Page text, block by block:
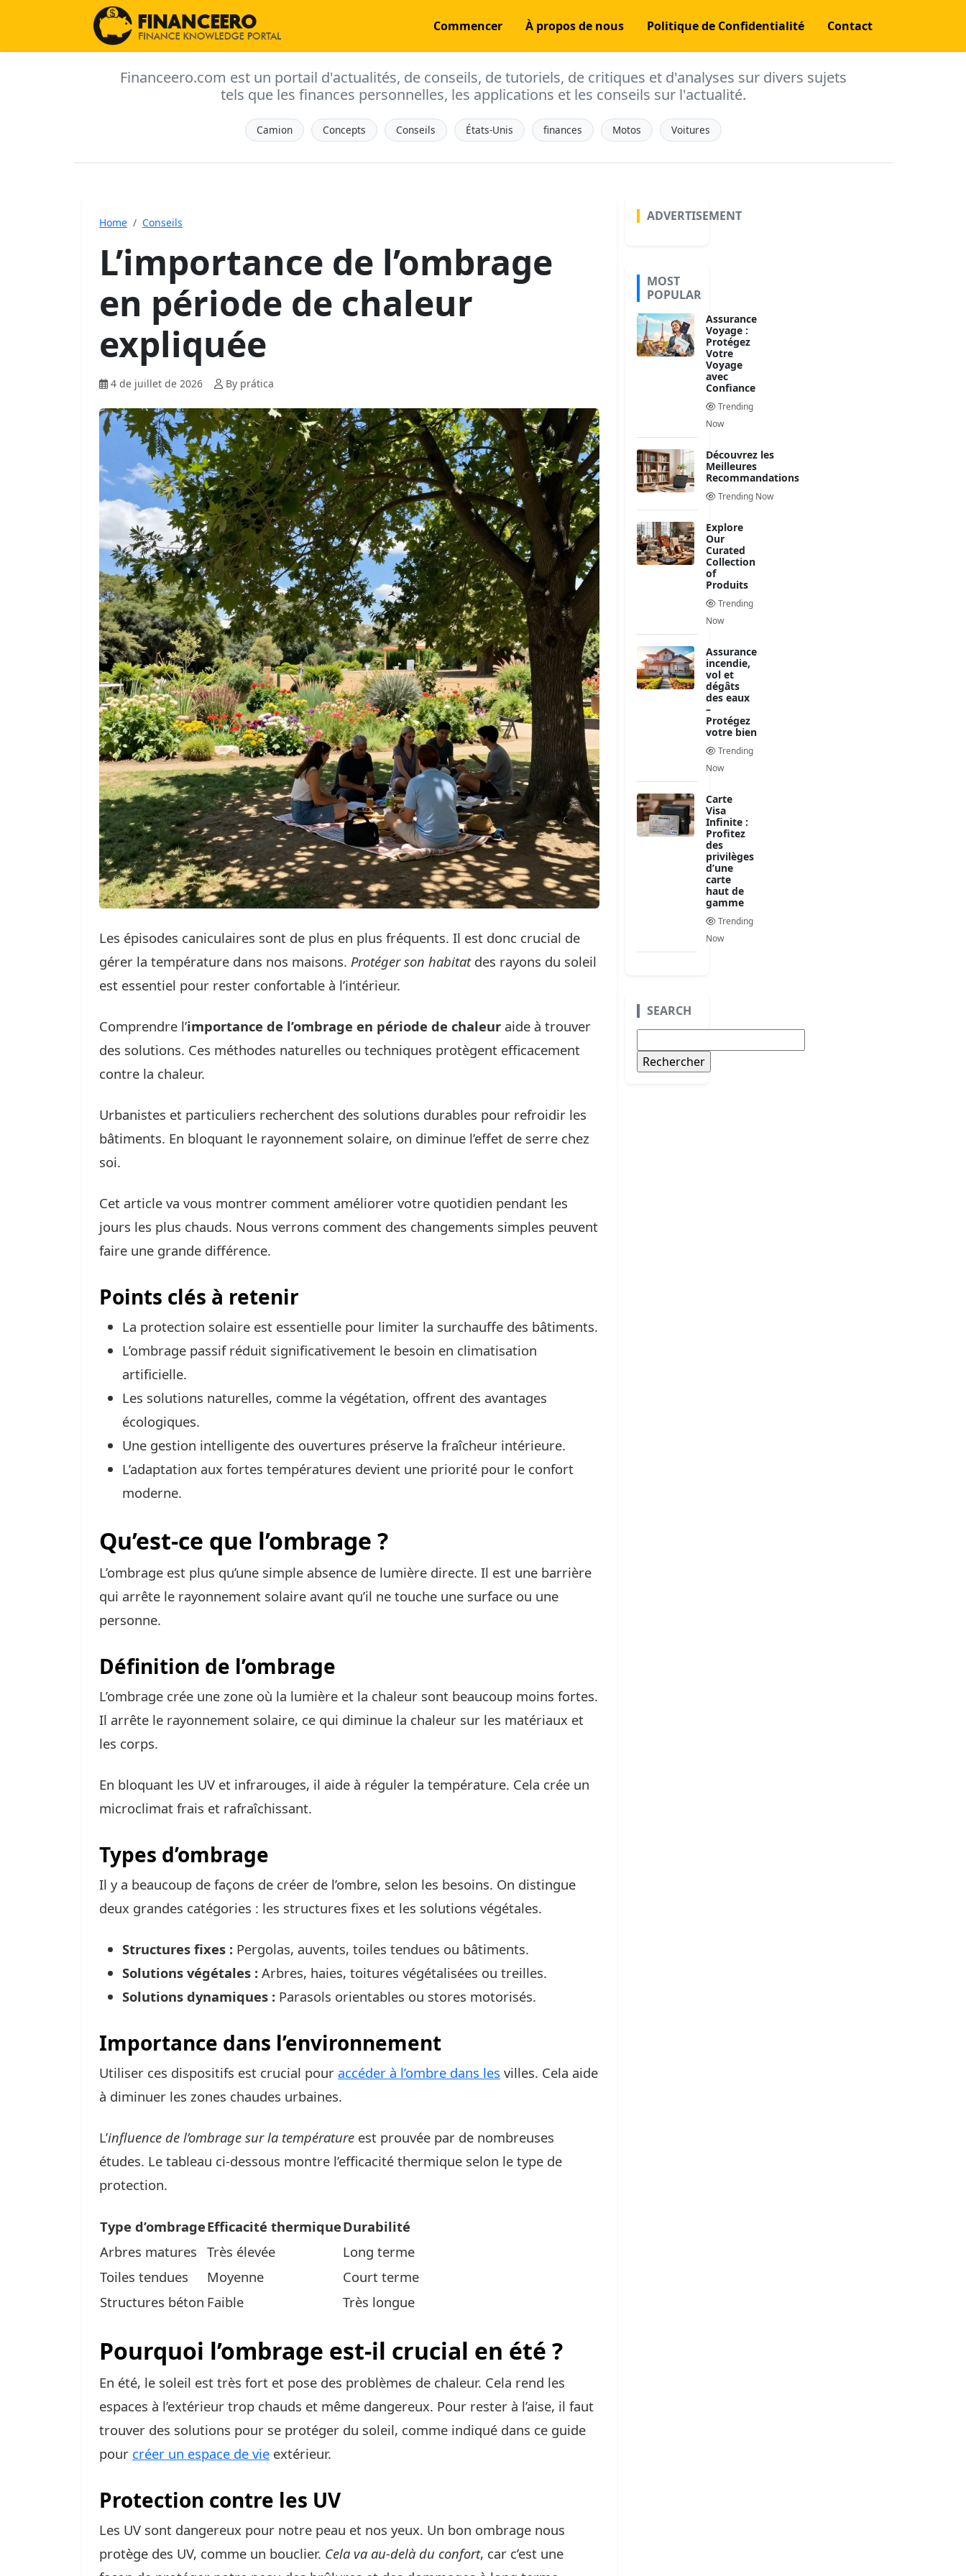
Commencer À propos de nous Politique de Confidentialité Contact
Financeero.com est un portail d'actualités, de conseils, de tutoriels, de critiques et d'analyses sur divers sujets
tels que les finances personnelles, les applications et les conseils sur l'actualité.
Camion Concepts Conseils États-Unis finances Motos Voitures
Home Conseils
L’importance de l’ombrage
en période de chaleur
expliquée
4 de juillet de 2026 By prática
Les épisodes caniculaires sont de plus en plus fréquents. Il est donc crucial de
gérer la température dans nos maisons. Protéger son habitatdes rayons du soleil
est essentiel pour rester confortable à l’intérieur.
Comprendre l’importance de l’ombrage en période de chaleur aide à trouver
des solutions. Ces méthodes naturelles ou techniques protègent efficacement
contre la chaleur.
Urbanistes et particuliers recherchent des solutions durables pour refroidir les
bâtiments. En bloquant le rayonnement solaire, on diminue l’effet de serre chez
soi.
Cet article va vous montrer comment améliorer votre quotidien pendant les
jours les plus chauds. Nous verrons comment des changements simples peuvent
faire une grande différence.
Points clés à retenir
La protection solaire est essentielle pour limiter la surchauffe des bâtiments.
L’ombrage passif réduit significativement le besoin en climatisation
artificielle.
Les solutions naturelles, comme la végétation, offrent des avantages
écologiques.
Une gestion intelligente des ouvertures préserve la fraîcheur intérieure.
L’adaptation aux fortes températures devient une priorité pour le confort
moderne.
Qu’est-ce que l’ombrage ?
L’ombrage est plus qu’une simple absence de lumière directe. Il est une barrière
qui arrête le rayonnement solaire avant qu’il ne touche une surface ou une
personne.
Définition de l’ombrage
L’ombrage crée une zone où la lumière et la chaleur sont beaucoup moins fortes.
Il arrête le rayonnement solaire, ce qui diminue la chaleur sur les matériaux et
les corps.
En bloquant les UV et infrarouges, il aide à réguler la température. Cela crée un
microclimat frais et rafraîchissant.
Types d’ombrage
Il y a beaucoup de façons de créer de l’ombre, selon les besoins. On distingue
deux grandes catégories : les structures fixes et les solutions végétales.
Structures fixes : Pergolas, auvents, toiles tendues ou bâtiments.
Solutions végétales : Arbres, haies, toitures végétalisées ou treilles.
Solutions dynamiques : Parasols orientables ou stores motorisés.
Importance dans l’environnement
Utiliser ces dispositifs est crucial pour accéder à l’ombre dans les villes. Cela aide
à diminuer les zones chaudes urbaines.
L’influence de l’ombrage sur la température est prouvée par de nombreuses
études. Le tableau ci-dessous montre l’efficacité thermique selon le type de
protection.
Type d’ombrageEfficacité thermiqueDurabilité
Arbres matures Très élevée
Long terme
Toiles tendues
Moyenne
Court terme
Structures béton Faible Très longue
Pourquoi l’ombrage est-il crucial en été ?
En été, le soleil est très fort et pose des problèmes de chaleur. Cela rend les
espaces à l’extérieur trop chauds et même dangereux. Pour rester à l’aise, il faut
trouver des solutions pour se protéger du soleil, comme indiqué dans ce guide
pour créer un espace de vie extérieur.
Protection contre les UV
Les UV sont dangereux pour notre peau et nos yeux. Un bon ombrage nous
protège des UV, comme un bouclier. Cela va au-delà du confort, car c’est une
ADVERTISEMENT
MOST
POPULAR
Assurance
Voyage :
Protégez
Votre
Voyage
avec
Confiance
Trending
Now
Découvrez les
Meilleures
Recommandations
Trending Now
Explore
Our
Curated
Collection
of
Produits
Trending
Now
Assurance
incendie,
vol et
dégâts
des eaux
–
Protégez
votre bien
Trending
Now
Carte
Visa
Infinite :
Profitez
des
privilèges
d’une
carte
haut de
gamme
Trending
Now
SEARCH